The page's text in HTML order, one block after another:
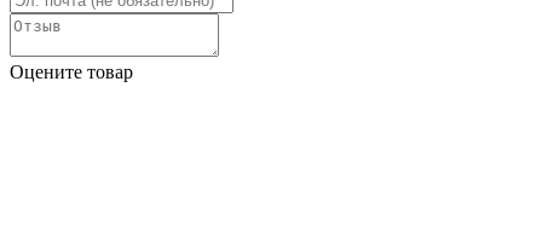
Оцените товар